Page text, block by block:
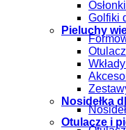
Golfiki
Pieluchy
Nosidełka
Otulacze i